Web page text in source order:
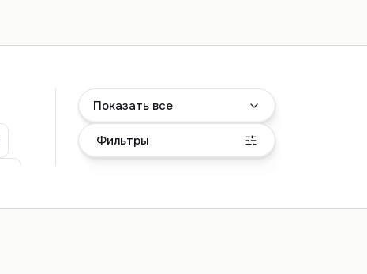
Показать все
Фильтры